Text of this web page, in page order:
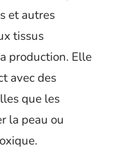
et autres
tissus
production. Elle
avec des
que les
la peau ou